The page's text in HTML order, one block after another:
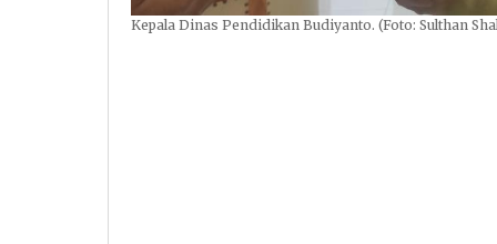
Kepala Dinas Pendidikan Budiyanto. (Foto: Sulthan